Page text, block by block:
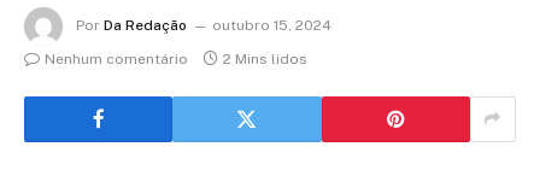
Por Da Redação
outubro 15, 2024
Nenhum comentário
2 Mins lidos